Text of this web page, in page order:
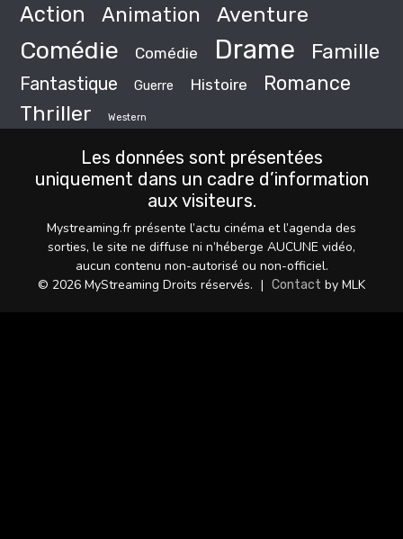
Action Animation Aventure
Comédie Comédie Drame Famille
Fantastique Guerre Histoire Romance
Thriller Western
Les données sont présentées
uniquement dans un cadre d’information
aux visiteurs.
Mystreaming.fr présente l’actu cinéma et l’agenda des
sorties, le site ne diffuse ni n’héberge AUCUNE vidéo,
aucun contenu non-autorisé ou non-officiel.
© 2026 MyStreaming Droits réservés. | Contact by MLK